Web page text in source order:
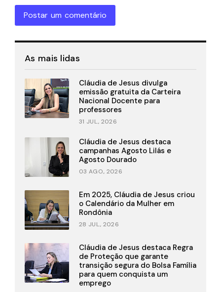
Postar um comentário
As mais lidas
Cláudia de Jesus divulga
emissão gratuita da Carteira
Nacional Docente para
professores
31 JUL., 2026
Cláudia de Jesus destaca
campanhas Agosto Lilás e
Agosto Dourado
03 AGO., 2026
Em 2025, Cláudia de Jesus criou
o Calendário da Mulher em
Rondônia
28 JUL., 2026
Cláudia de Jesus destaca Regra
de Proteção que garante
transição segura do Bolsa Família
para quem conquista um
emprego